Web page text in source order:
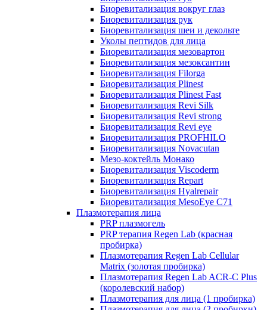
Биоревитализация вокруг глаз
Биоревитализация рук
Биоревитализация шеи и декольте
Уколы пептидов для лица
Биоревитализация мезовартон
Биоревитализация мезоксантин
Биоревитализация Filorga
Биоревитализация Plinest
Биоревитализация Plinest Fast
Биоревитализация Revi Silk
Биоревитализация Revi strong
Биоревитализация Revi eye
Биоревитализация PROFHILO
Биоревитализация Novacutan
Мезо-коктейль Монако
Биоревитализация Viscoderm
Биоревитализация Repart
Биоревитализация Hyalrepair
Биоревитализация MesoEye C71
Плазмотерапия лица
PRP плазмогель
PRP терапия Regen Lab (красная
пробирка)
Плазмотерапия Regen Lab Cellular
Matrix (золотая пробирка)
Плазмотерапия Regen Lab ACR-C Plus
(королевский набор)
Плазмотерапия для лица (1 пробирка)